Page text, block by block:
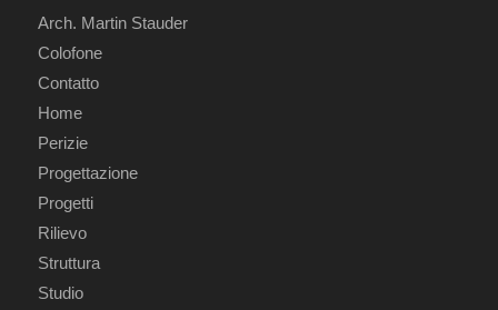
Arch. Martin Stauder
Colofone
Contatto
Home
Perizie
Progettazione
Progetti
Rilievo
Struttura
Studio